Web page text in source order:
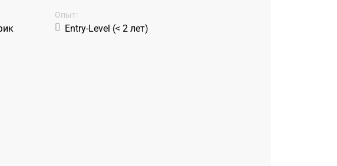
Oпыт:
Entry-Level (< 2 лет)